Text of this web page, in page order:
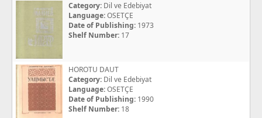
Category: Dil ve Edebiyat
Language:OSETÇE
Date of Publishing: 1973
Shelf Number: 17
HOROTU DAUT
Category: Dil ve Edebiyat
Language:OSETÇE
Date of Publishing: 1990
Shelf Number: 18